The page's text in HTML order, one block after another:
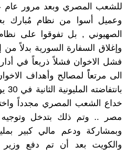
للشعب المصري وبعد مرور عام
وعميل أسوا من نظام مُبارك
الصهيوني , بل تفوقوا على
وإغلاق السفارة السورية بدلاً
فشل الاخوان فشلاً ذريعاً في
الى مرتعاًً لمصالح وأهداف
خداع الشعب المصري مجدداً
مصر .. وتم ذلك بتدخل وتوجيه
وبمشاركة ودعم مالي كبير
والكويت بعد أن تم دفع وزير